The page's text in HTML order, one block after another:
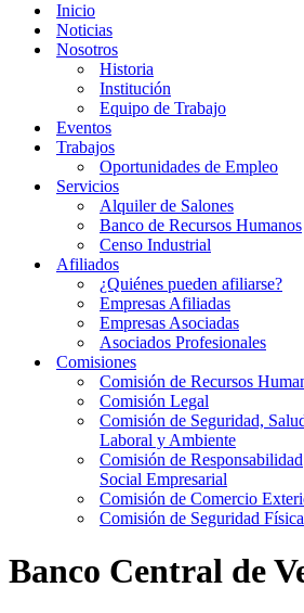
Inicio
Noticias
Nosotros
Historia
Institución
Equipo de Trabajo
Eventos
Trabajos
Oportunidades de Empleo
Servicios
Alquiler de Salones
Banco de Recursos Humanos
Censo Industrial
Afiliados
¿Quiénes pueden afiliarse?
Empresas Afiliadas
Empresas Asociadas
Asociados Profesionales
Comisiones
Comisión de Recursos
Comisión Legal
Comisión de Seguridad,
Laboral y Ambiente
Comisión de Responsabilidad
Social Empresarial
Comisión de Comercio
Comisión de Seguridad Física
Banco Central de